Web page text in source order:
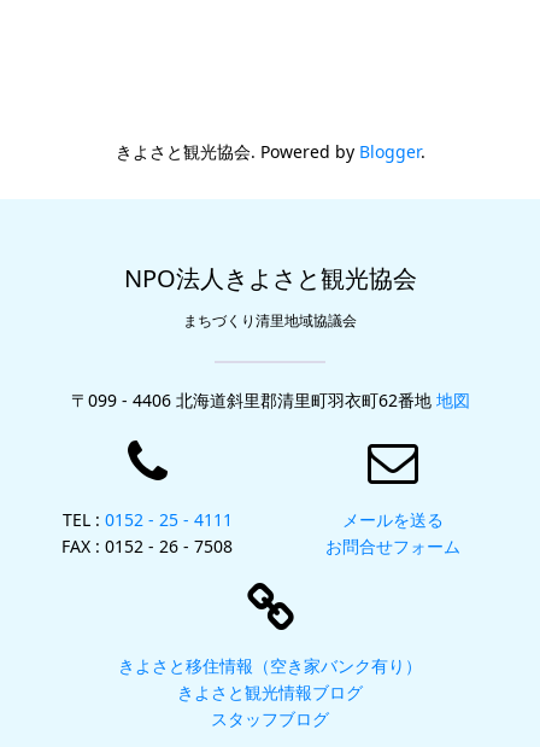
きよさと観光協会. Powered by Blogger.
NPO法人きよさと観光協会
まちづくり清里地域協議会
〒099 - 4406 北海道斜里郡清里町羽衣町62番地 地図
TEL : 0152 - 25 - 4111
FAX : 0152 - 26 - 7508
メールを送る
お問合せフォーム
きよさと移住情報（空き家バンク有り）
きよさと観光情報ブログ
スタッフブログ